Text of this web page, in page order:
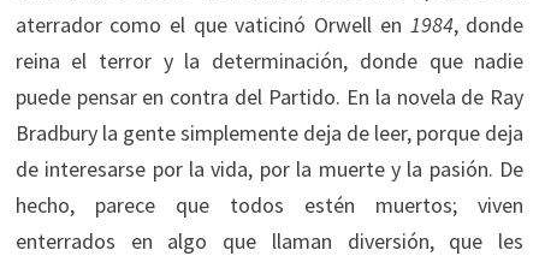
aterrador como el que vaticinó Orwell en 1984, donde
reina el terror y la determinación, donde que nadie
puede pensar en contra del Partido. En la novela de Ray
Bradbury la gente simplemente deja de leer, porque deja
de interesarse por la vida, por la muerte y la pasión. De
hecho, parece que todos estén muertos; viven
enterrados en algo que llaman diversión, que les